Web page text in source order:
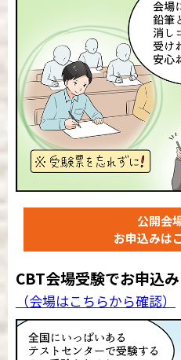
公開会
お申込みは
CBT会場受験でお申込み
（会場はこちらから確認）